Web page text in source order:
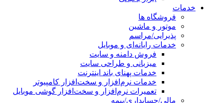
خدمات
فروشگاه ها
موتور و ماشین
پذیرایی/مراسم
خدمات رایانه‌ای و موبایل
فروش دامنه و سایت
میزبانی و طراحی سایت
خدمات پهنای باند اینترنت
خدمات نرم‌افزار و سخت‌افزار کامپیوتر
تعمیرات نرم‌افزار و سخت‌افزار گوشی موبایل
مالی/حسابداری/بیمه